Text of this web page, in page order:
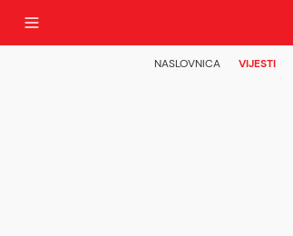
NASLOVNICA VIJESTI